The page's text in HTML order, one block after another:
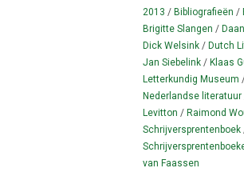
2013 / Bibliografieën /
Brigitte Slangen /
Dick Welsink / Dutch
Jan Siebelink / Klaas
Letterkundig Museum
Nederlandse literatuur
Levitton / Raimond
Schrijversprentenboek
van Faassen